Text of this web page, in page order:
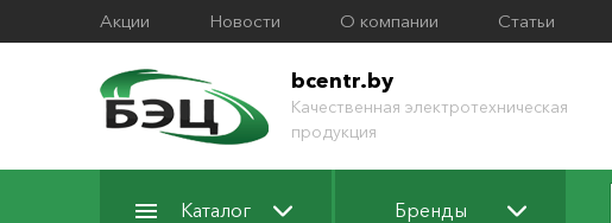
Акции Новости О компании Статьи
bcentr.by
Качественная электротехническая
продукция
Каталог Бренды